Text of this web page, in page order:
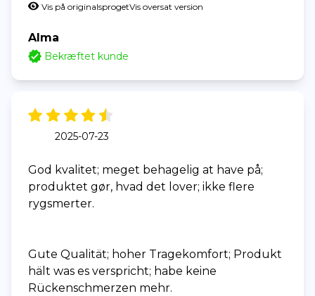
Vis på originalsprogetVis oversat version
Alma
Bekræftet kunde
2025-07-23
God kvalitet; meget behagelig at have på;
produktet gør, hvad det lover; ikke flere
rygsmerter.
Gute Qualität; hoher Tragekomfort; Produkt
hält was es verspricht; habe keine
Rückenschmerzen mehr.